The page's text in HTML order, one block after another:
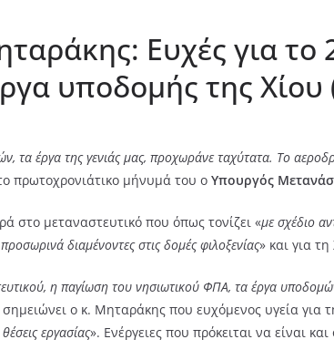
Ευχές για το
υποδομής της
τα έργα της γενιάς μας, προχωράνε ταχύτατα. Το
πρωτοχρονιάτικο μήνυμά του ο Υπουργός
στο μεταναστευτικό που όπως τονίζει «με σχέδιο
διαμένοντες στις δομές φιλοξενίας» και για
η παγίωση του νησιωτικού ΦΠΑ, τα έργα
σημειώνει ο κ. Μηταράκης που ευχόμενος υγεία για
εργασίας». Ενέργειες που πρόκειται να είναι